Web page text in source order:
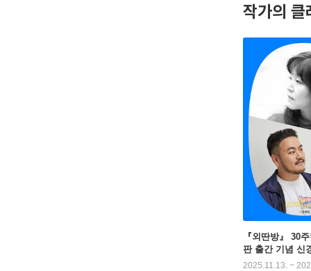
작가의
『외딴방』 30
판 출간 기념 신
크
2025.11.13. ~